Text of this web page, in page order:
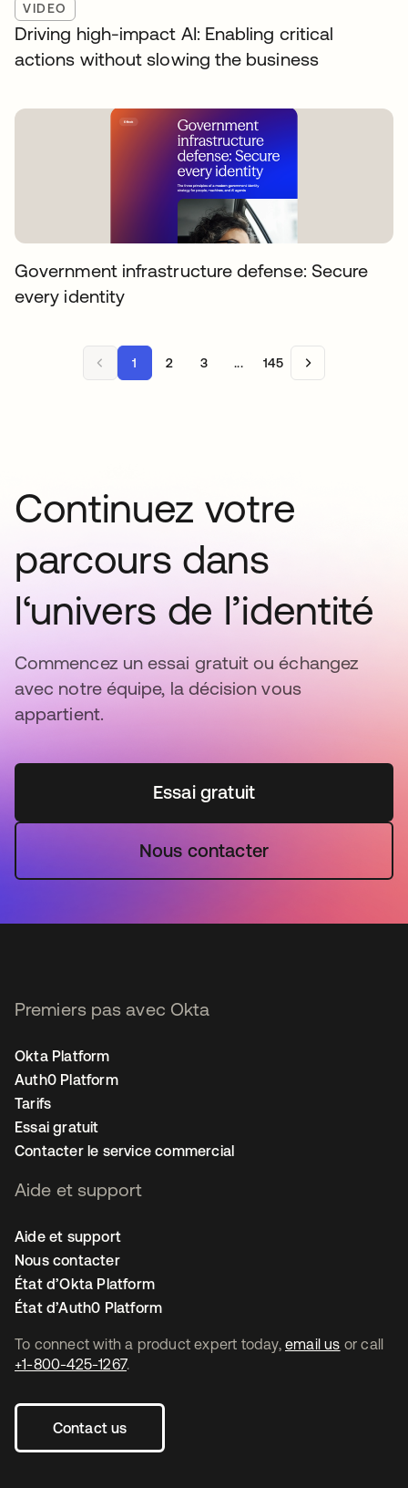
VIDEO
Driving high-impact AI: Enabling critical
actions without slowing the business
Government infrastructure defense: Secure
every identity
1 2 3 ... 145
Continuez votre
parcours dans
l‘univers de l’identité
Commencez un essai gratuit ou échangez
avec notre équipe, la décision vous
appartient.
Essai gratuit
Nous contacter
To connect with a product expert today, email us or call
+1-800-425-1267.
Contact us
Premiers pas avec Okta
Okta Platform
Auth0 Platform
Tarifs
Essai gratuit
Contacter le service commercial
Aide et support
Aide et support
Nous contacter
État d’Okta Platform
État d’Auth0 Platform